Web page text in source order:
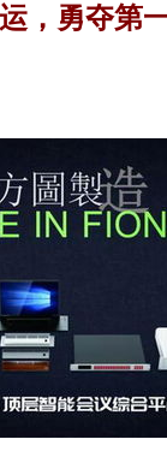
，勇夺第